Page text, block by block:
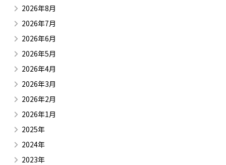
2026年8月
2026年7月
2026年6月
2026年5月
2026年4月
2026年3月
2026年2月
2026年1月
2025年
2024年
2023年